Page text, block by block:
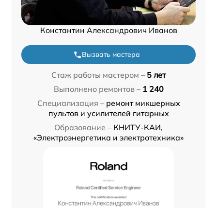
Константин Александрович Иванов
Вызвать мастера
Стаж работы мастером – 5 лет
Выполнено ремонтов – 1 240
Специализация – ремонт микшерных
пультов и усилителей гитарных
Образование – КНИТУ-КАИ,
«Электроэнергетика и электротехника»